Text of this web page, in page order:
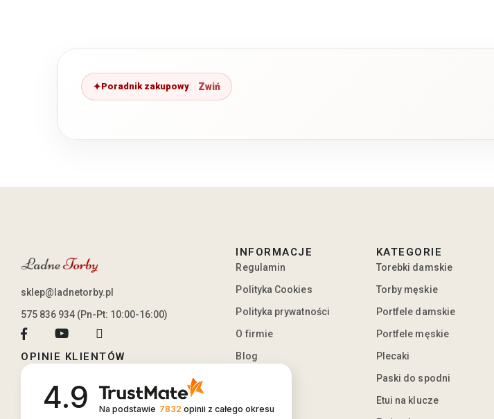
Poradnik zakupowy
sklep@ladnetorby.pl
575 836 934 (Pn-Pt: 10:00-16:00)
OPINIE KLIENTÓW
4.9 Na podstawie 7832 opinii z całego okresu
INFORMACJE
Regulamin
Polityka Cookies
Polityka prywatności
O firmie
Blog
KATEGORIE
Torebki damskie
Torby męskie
Portfele damskie
Portfele męskie
Plecaki
Paski do spodni
Etui na klucze